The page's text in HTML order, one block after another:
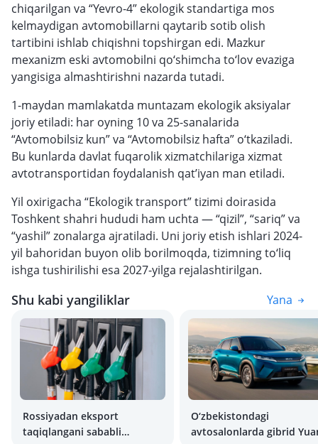
chiqarilgan va “Yevro-4” ekologik standartiga mos
kelmaydigan avtomobillarni qaytarib sotib olish
tartibini ishlab chiqishni topshirgan edi. Mazkur
mexanizm eski avtomobilni qo‘shimcha to‘lov evaziga
yangisiga almashtirishni nazarda tutadi.
1-maydan mamlakatda muntazam ekologik aksiyalar
joriy etiladi: har oyning 10 va 25-sanalarida
“Avtomobilsiz kun” va “Avtomobilsiz hafta” o‘tkaziladi.
Bu kunlarda davlat fuqarolik xizmatchilariga xizmat
avtotransportidan foydalanish qat’iyan man etiladi.
Yil oxirigacha “Ekologik transport” tizimi doirasida
Toshkent shahri hududi ham uchta — “qizil”, “sariq” va
“yashil” zonalarga ajratiladi. Uni joriy etish ishlari 2024-
yil bahoridan buyon olib borilmoqda, tizimning to‘liq
ishga tushirilishi esa 2027-yilga rejalashtirilgan.
Shu kabi yangiliklar Yana
Rossiyadan eksport
taqiqlangani sababli
O‘zbekistondagi
avtosalonlarda gibrid